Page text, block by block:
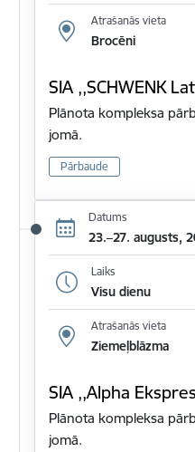
Atrašanās vieta
Brocēni
SIA ,,SCHWENK
Plānota kompleksa
jomā.
Pārbaude
Datums
23.–27. augusts,
Laiks
Visu dienu
Atrašanās vieta
Ziemeļblāzma
SIA ,,Alpha
Plānota kompleksa
jomā.